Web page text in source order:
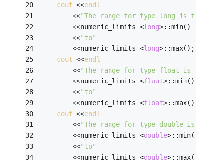
cout <<endl
		<<
"The range for type long is from"
		<<numeric_limits <
long>::min()
		<<
"to"
		<<numeric_limits <
long>::max();
cout <<endl
		<<
"The range for type float is from"
		<<numeric_limits <
float>::min()
		<<
"to"
		<<numeric_limits <
float>::max();
cout <<endl
		<<
"The range for type double is from"
		<<numeric_limits <
double>::min()
		<<
"to"
		<<numeric_limits <
double>::max();